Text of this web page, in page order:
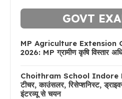
GOVT
MP Agriculture Extension
2026: MP ग्रामीण कृषि विस्तार
Choithram School Indore
टीचर, काउंसलर, रिसेप्शनिस्ट,
इंटरव्यू से चयन